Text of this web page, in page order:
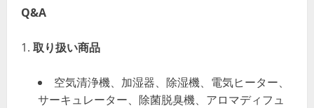
Q&A
取り扱い商品
空気清浄機、加湿器、除湿機、電気ヒーター、
サーキュレーター、除菌脱臭機、アロマディフュ